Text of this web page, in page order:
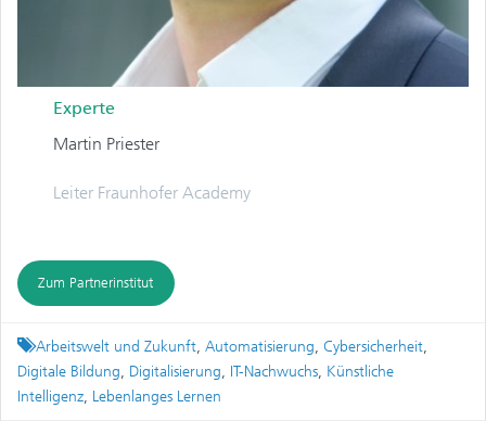
Experte
Martin Priester
Leiter Fraunhofer Academy
Zum Partnerinstitut
Tagged
Arbeitswelt und Zukunft, Automatisierung, Cybersicherheit,
Digitale Bildung, Digitalisierung, IT-Nachwuchs, Künstliche
Intelligenz, Lebenlanges Lernen